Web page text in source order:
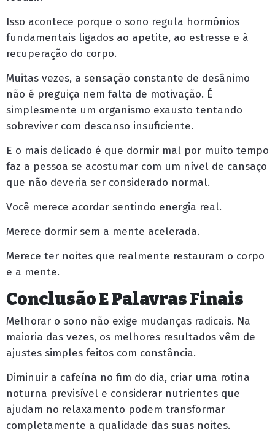
Isso acontece porque o sono regula hormônios
fundamentais ligados ao apetite, ao estresse e à
recuperação do corpo.
Muitas vezes, a sensação constante de desânimo
não é preguiça nem falta de motivação. É
simplesmente um organismo exausto tentando
sobreviver com descanso insuficiente.
E o mais delicado é que dormir mal por muito tempo
faz a pessoa se acostumar com um nível de cansaço
que não deveria ser considerado normal.
Você merece acordar sentindo energia real.
Merece dormir sem a mente acelerada.
Merece ter noites que realmente restauram o corpo
e a mente.
Conclusão E Palavras Finais
Melhorar o sono não exige mudanças radicais. Na
maioria das vezes, os melhores resultados vêm de
ajustes simples feitos com constância.
Diminuir a cafeína no fim do dia, criar uma rotina
noturna previsível e considerar nutrientes que
ajudam no relaxamento podem transformar
completamente a qualidade das suas noites.